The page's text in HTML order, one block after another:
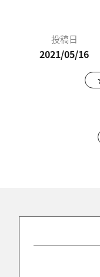
投稿日
2021/05/16